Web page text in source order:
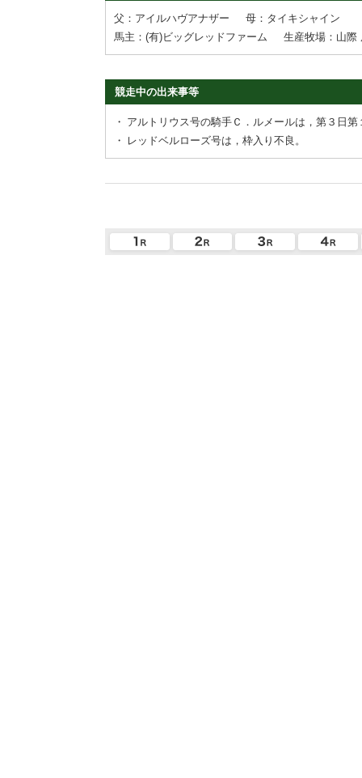
父：アイルハヴアナザー
母：タイキシャイン
馬主：(有)ビッグレッドファーム
生産牧場：山際
競走中の出来事等
・ アルトリウス号の騎手Ｃ．ルメールは，第３日
・
レッドベルローズ号は，枠入り不良。